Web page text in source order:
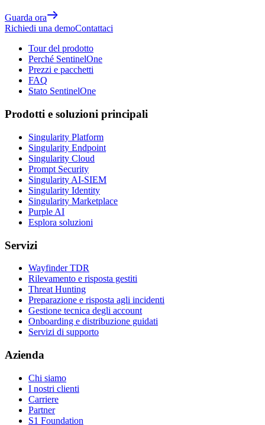
Guarda ora
Richiedi una demoContattaci
Tour del prodotto
Perché SentinelOne
Prezzi e pacchetti
FAQ
Stato SentinelOne
Prodotti e soluzioni principali
Singularity Platform
Singularity Endpoint
Singularity Cloud
Prompt Security
Singularity AI-SIEM
Singularity Identity
Singularity Marketplace
Purple AI
Esplora soluzioni
Servizi
Wayfinder TDR
Rilevamento e risposta gestiti
Threat Hunting
Preparazione e risposta agli incidenti
Gestione tecnica degli account
Onboarding e distribuzione guidati
Servizi di supporto
Azienda
Chi siamo
I nostri clienti
Carriere
Partner
S1 Foundation